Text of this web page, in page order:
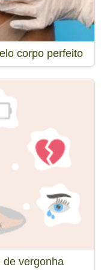
corpo perfeito
de vergonha